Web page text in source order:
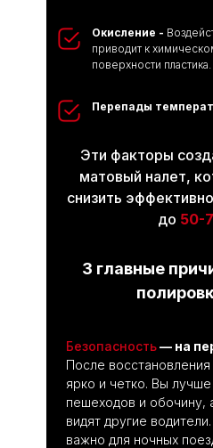
Безопасность— на
После
ярко и четко. Вы
пешеходов и обочину,
видят другие
важно для ночных
3 главные
Эти факторы
матовый налет,
снизить
до 50-
Перепады
Окисление -
приводит к
поверхности пластика.
Моментальный ремонт
день обращения
Работаем с 9:00 до 18:00
(Вс - выходной)
Превосходный уровень
сервиса
монта, обслуживание без
очереди, независимая экспе-